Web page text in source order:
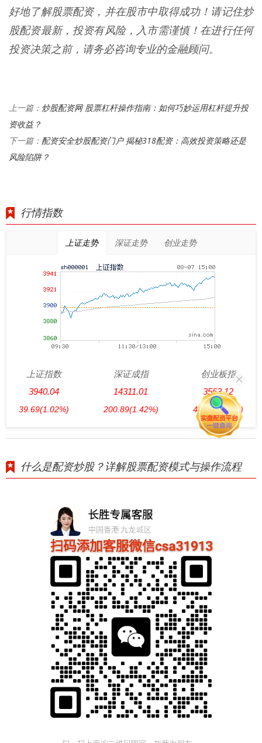
好地了解股票配资，并在股市中取得成功！请记住炒
股配资最新，投资有风险，入市需谨慎！在进行任何
投资决策之前，请务必咨询专业的金融顾问。
上一篇： 炒股配资网 股票杠杆操作指南：如何巧妙运用杠杆提升投
资收益？
下一篇： 配资安全炒股配资门户 揭秘318配资：高效投资策略还是
风险陷阱？
行情指数
上证走势 深证走势 创业走势
上证指数
3940.04
39.69(1.02%)
深证成指
14311.01
200.89(1.42%)
创业板指
3563.12
47.56(1.35%)
什么是配资炒股？详解股票配资模式与操作流程